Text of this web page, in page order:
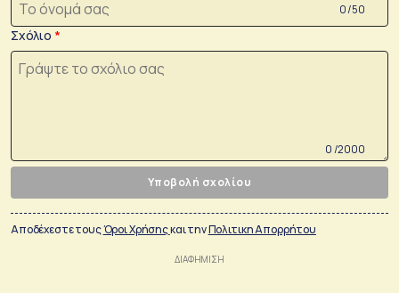
0 /50
Σχόλιο
0 /2000
Υποβολή σχολίου
Αποδέχεστε τουςΌροι Χρήσηςκαι τηνΠολιτικη Απορρήτου